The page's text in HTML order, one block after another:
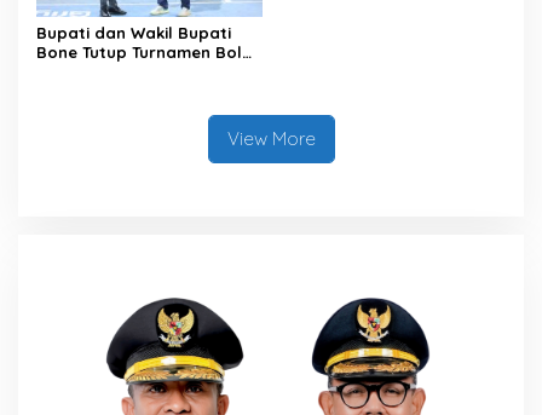
Bupati dan Wakil Bupati
Bone Tutup Turnamen Bola
View More